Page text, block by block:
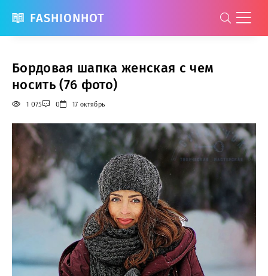
FASHIONHOT
Бордовая шапка женская с чем
носить (76 фото)
1 075 0 17 октябрь